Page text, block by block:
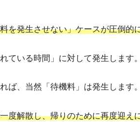
を発生させない」ケースが圧倒的
ている時間」に対して発生します。
ば、当然「待機料」は発生します。
度解散し、帰りのために再度迎え